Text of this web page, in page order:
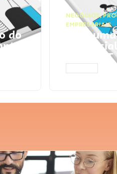
do
NEGÓCIOS,
EMPRESARIAIS
Faça
ChatGPT